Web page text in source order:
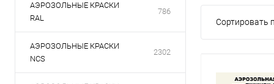
АЭРОЗОЛЬНЫЕ КРАСКИ
RAL
786
АЭРОЗОЛЬНЫЕ КРАСКИ
NCS
2302
Сортировать